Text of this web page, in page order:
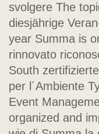
svolgere The
diesjährige
year Summa is
rinnovato
South
per l´Ambiente
Event
organized and